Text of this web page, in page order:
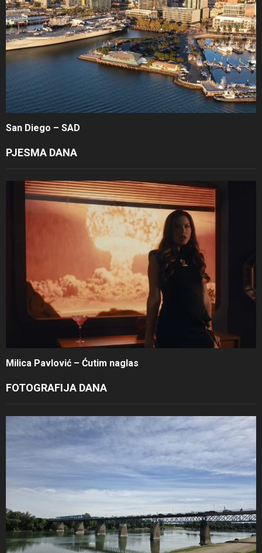
San Diego – SAD
PJESMA DANA
Milica Pavlović – Ćutim naglas
FOTOGRAFIJA DANA